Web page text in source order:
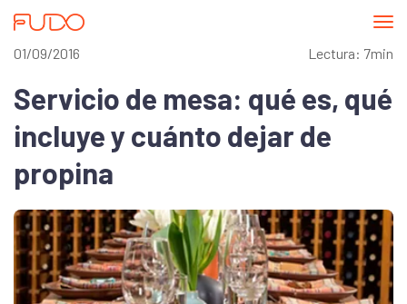
01/09/2016 Lectura: 7min
Servicio de mesa: qué es, qué
incluye y cuánto dejar de
propina